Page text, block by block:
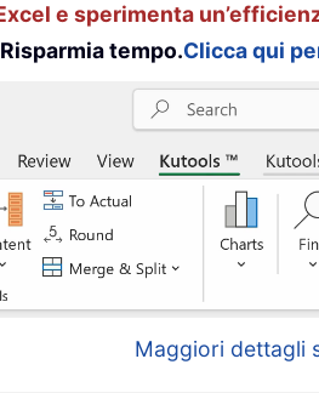
e sperimenta
tempo.Clicca qui
Maggiori dettagli